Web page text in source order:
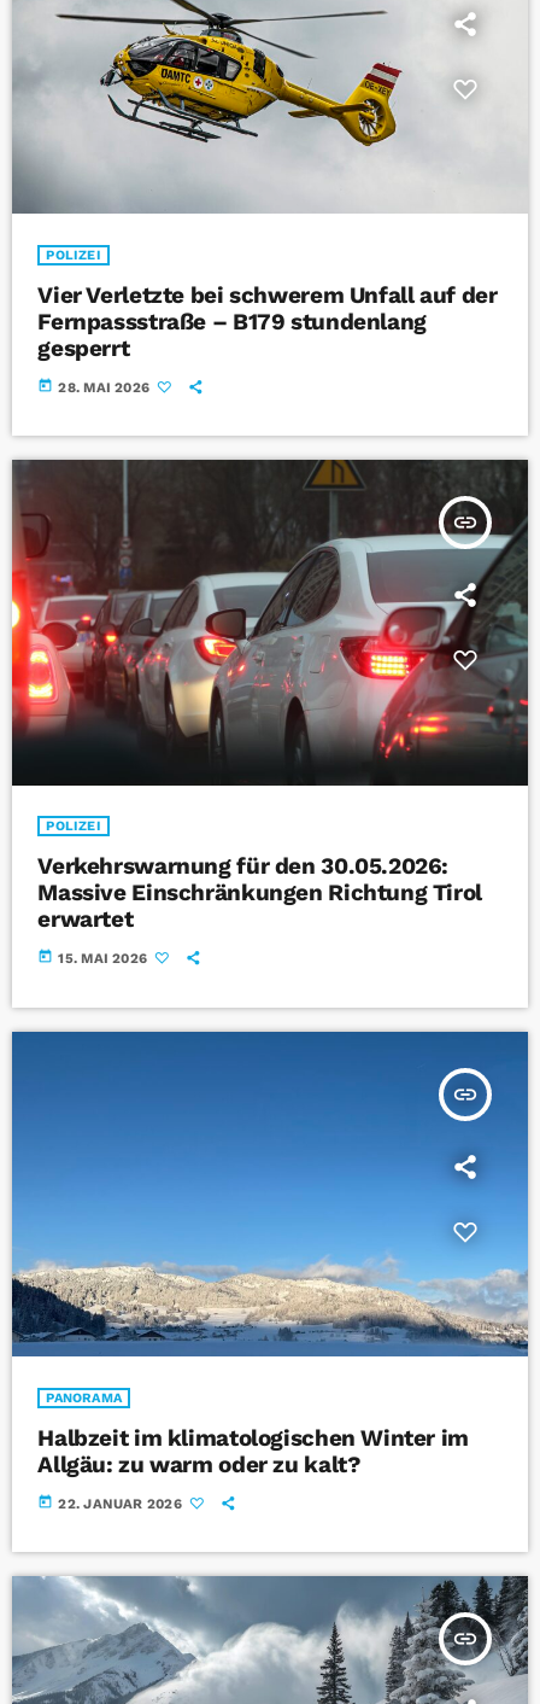
POLIZEI
Vier Verletzte bei schwerem Unfall auf der
Fernpassstraße – B179 stundenlang
gesperrt
today 28. MAI 2026
insert_link
POLIZEI
Verkehrswarnung für den 30.05.2026:
Massive Einschränkungen Richtung Tirol
erwartet
today 15. MAI 2026
insert_link
PANORAMA
Halbzeit im klimatologischen Winter im
Allgäu: zu warm oder zu kalt?
today 22. JANUAR 2026
insert_link